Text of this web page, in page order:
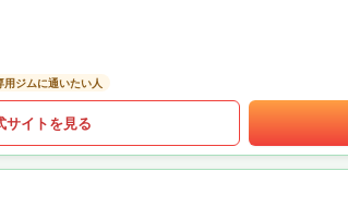
用ジムに通いたい人
サイトを見る